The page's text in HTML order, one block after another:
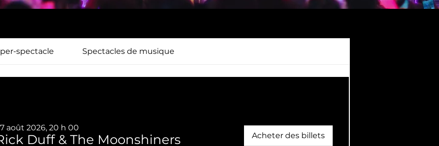
spectacle Spectacles de musique
août 2026, 20 h 00
Duff & The Moonshiners Acheter des billets